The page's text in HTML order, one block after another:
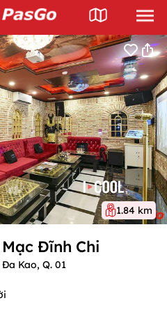
1.84 km
Đĩnh Chi
Kao, Q. 01